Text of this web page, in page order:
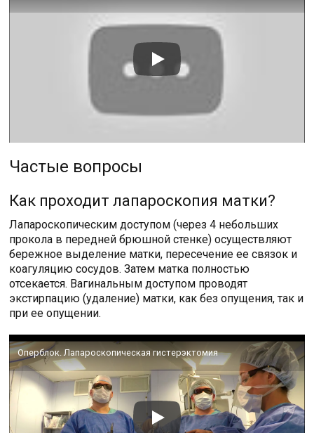
Частые вопросы
Как проходит лапароскопия матки?
Лапароскопическим доступом (через 4 небольших
прокола в передней брюшной стенке) осуществляют
бережное выделение матки, пересечение ее связок и
коагуляцию сосудов. Затем матка полностью
отсекается. Вагинальным доступом проводят
экстирпацию (удаление) матки, как без опущения, так и
при ее опущении.
Оперблок. Лапароскопическая гистерэктомия